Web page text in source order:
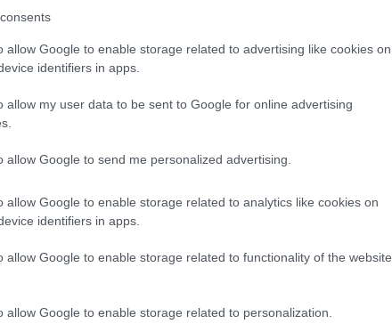
allow Google to enable storage related to advertising like cookies on
identifiers in apps.
allow my user data to be sent to Google for online advertising
allow Google to send me personalized advertising.
allow Google to enable storage related to analytics like cookies on
identifiers in apps.
allow Google to enable storage related to functionality of the website
allow Google to enable storage related to personalization.